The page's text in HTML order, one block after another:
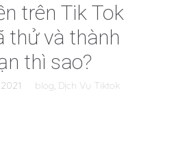
trên Tik Tok
thử và thành
thì sao?
blog, Dịch Vụ Tiktok